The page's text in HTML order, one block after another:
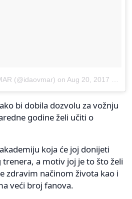
(@idaovmar) on Aug 20, 2017 at 1:31am PDT
bi dobila dozvolu za vožnju
godine želi učiti o
koja će joj donijeti
a motiv joj je to što želi
zdravim načinom života kao i
veći broj fanova.